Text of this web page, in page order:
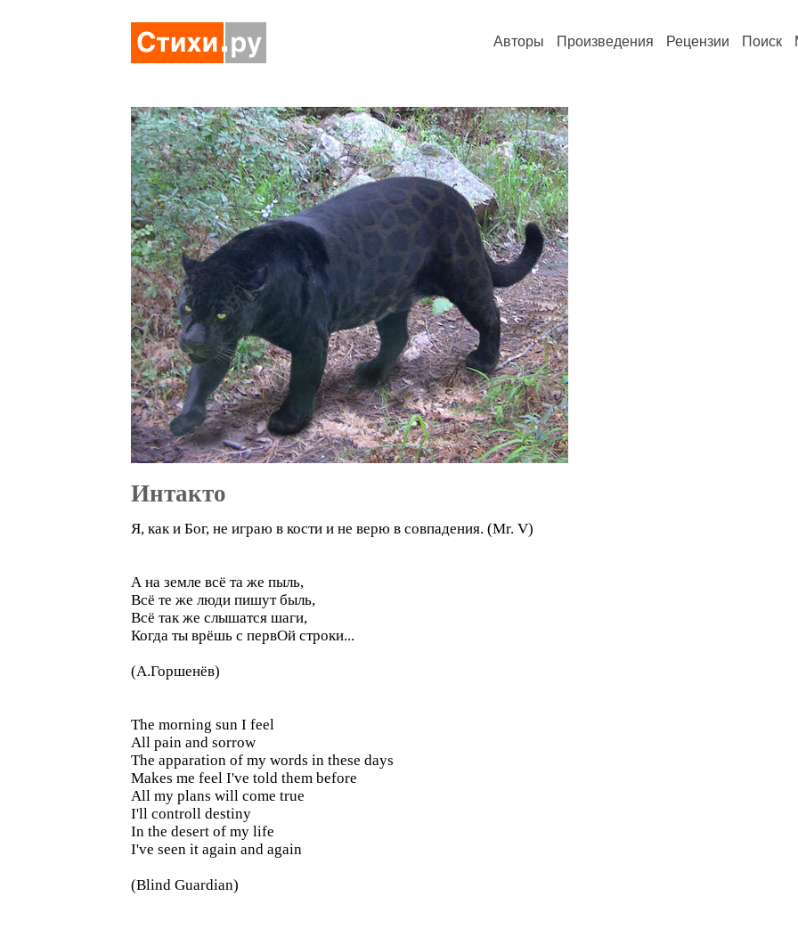
Авторы Произведения Рецензии Поиск
Интакто
Я, как и Бог, не играю в кости и не верю в совпадения. (Mr. V)
А на земле всё та же пыль,
Всё те же люди пишут быль,
Всё так же слышатся шаги,
Когда ты врёшь с первОй строки...
(А.Горшенёв)
The morning sun I feel
All pain and sorrow
The apparation of my words in these days
Makes me feel I've told them before
All my plans will come true
I'll controll destiny
In the desert of my life
I've seen it again and again
(Blind Guardian)